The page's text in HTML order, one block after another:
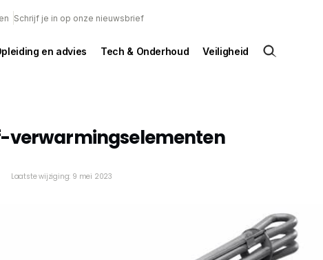
Schrijf je in op onze nieuwsbrief
en advies Tech & Onderhoud Veiligheid
verwarmingselementen
Laatste wijziging: 9 mei 2023